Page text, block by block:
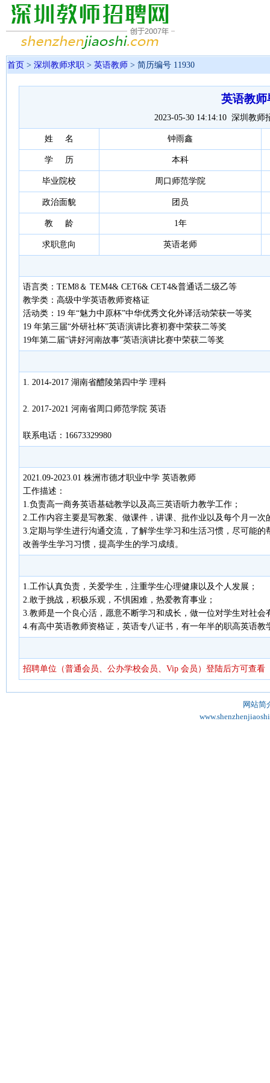
首页 > 深圳教师求职 > 英语教师 > 简历编号 11930
英语教师
2023-05-30 14:14:10 深圳教
姓 名 钟雨鑫
学 历 本科
毕业院校 周口师范学院
政治面貌 团员
教 龄 1年
求职意向 英语老师
语言类：TEM8＆ TEM4& CET6& CET4&普通话二级乙等
教学类：高级中学英语教师资格证
活动类：19 年“魅力中原杯”中华优秀文化外译活动荣获一等奖
19 年第三届“外研社杯”英语演讲比赛初赛中荣获二等奖
19年第二届“讲好河南故事”英语演讲比赛中荣获二等奖
1. 2014-2017 湖南省醴陵第四中学 理科
2. 2017-2021 河南省周口师范学院 英语
联系电话：16673329980
2021.09-2023.01 株洲市德才职业中学 英语教师
工作描述：
1.负责高一商务英语基础教学以及高三英语听力教学工作；
2.工作内容主要是写教案、做课件，讲课、批作业以及每个月一次
3.定期与学生进行沟通交流，了解学生学习和生活习惯，尽可能的
改善学生学习习惯，提高学生的学习成绩。
1.工作认真负责，关爱学生，注重学生心理健康以及个人发展；
2.敢于挑战，积极乐观，不惧困难，热爱教育事业；
3.教师是一个良心活，愿意不断学习和成长，做一位对学生对社会
4.有高中英语教师资格证，英语专八证书，有一年半的职高英语
招聘单位（普通会员、公办学校会员、Vip 会员）登陆后方可查看
网站简